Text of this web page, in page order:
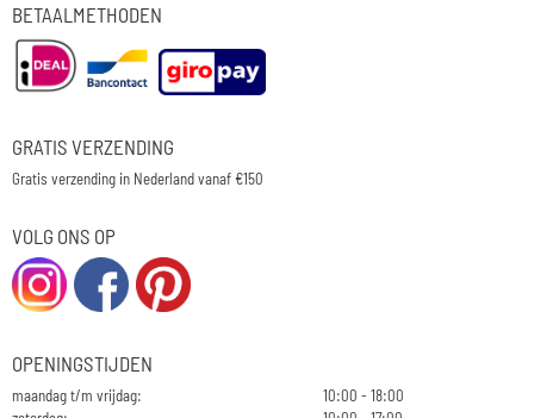
BETAALMETHODEN
GRATIS VERZENDING
Gratis verzending in Nederland vanaf €150
VOLG ONS OP
OPENINGSTIJDEN
maandag t/m vrijdag:
10:00 - 18:00